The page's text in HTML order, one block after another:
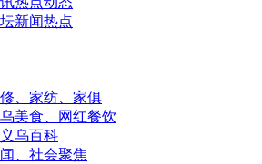
新闻热点
、家纺、家俱
美食、网红餐饮
乌百科
、社会聚焦